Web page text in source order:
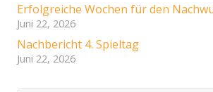
Erfolgreiche Wochen für den
Juni 22, 2026
Nachbericht 4. Spieltag
Juni 22, 2026